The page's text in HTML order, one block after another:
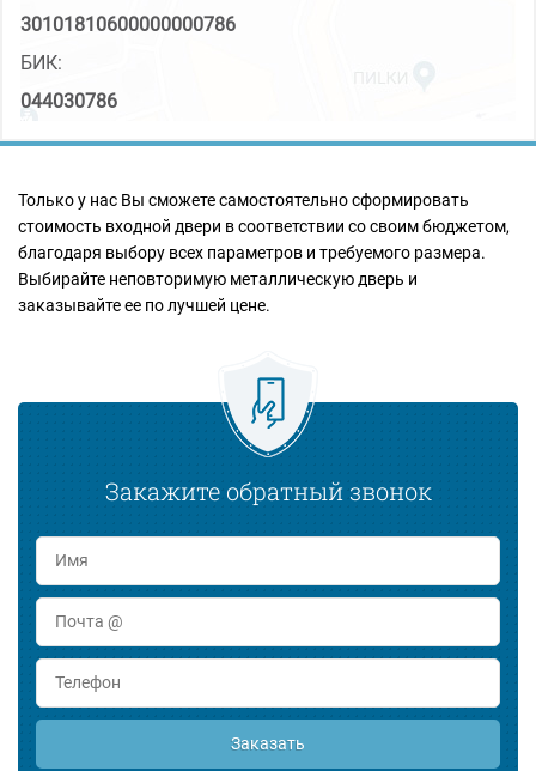
30101810600000000786
БИК:
044030786
Только у нас Вы сможете самостоятельно сформировать
стоимость входной двери в соответствии со своим бюджетом,
благодаря выбору всех параметров и требуемого размера.
Выбирайте неповторимую металлическую дверь и
заказывайте ее по лучшей цене.
Закажите обратный звонок
Заказать